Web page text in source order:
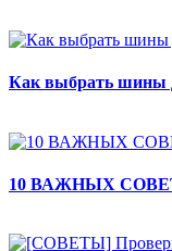
Как выбрать шины
10 ВАЖНЫХ